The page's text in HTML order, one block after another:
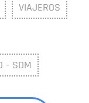
VIAJEROS
- SDM